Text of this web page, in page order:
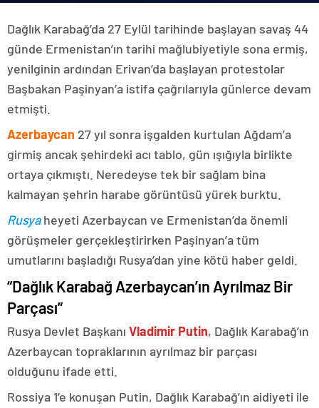
Dağlık Karabağ’da 27 Eylül tarihinde başlayan savaş 44
günde Ermenistan’ın tarihi mağlubiyetiyle sona ermiş,
yenilginin ardından Erivan’da başlayan protestolar
Başbakan Paşinyan’a istifa çağrılarıyla günlerce devam
etmişti.
Azerbaycan 27 yıl sonra işgalden kurtulan Ağdam’a
girmiş ancak şehirdeki acı tablo, gün ışığıyla birlikte
ortaya çıkmıştı. Neredeyse tek bir sağlam bina
kalmayan şehrin harabe görüntüsü yürek burktu.
Rusyaheyeti Azerbaycan ve Ermenistan’da önemli
görüşmeler gerçekleştirirken Paşinyan’a tüm
umutlarını başladığı Rusya’dan yine kötü haber geldi.
“Dağlık Karabağ Azerbaycan’ın Ayrılmaz Bir
Parçası”
Rusya Devlet Başkanı Vladimir Putin, Dağlık Karabağ’ın
Azerbaycan topraklarının ayrılmaz bir parçası
olduğunu ifade etti.
Rossiya 1’e konuşan Putin, Dağlık Karabağ’ın aidiyeti ile